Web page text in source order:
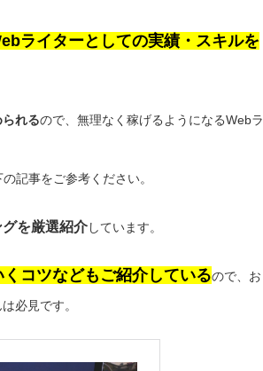
ライターとしての実績・スキルを
れるので、無理なく稼げるようになるWebラ
記事をご参考ください。
を厳選紹介しています。
コツなどもご紹介しているので、お
必見です。